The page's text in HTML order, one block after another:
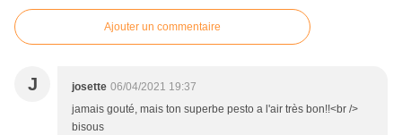
Ajouter un commentaire
J josette 06/04/2021 19:37
jamais gouté, mais ton superbe pesto a l'air très bon!!<br />
bisous